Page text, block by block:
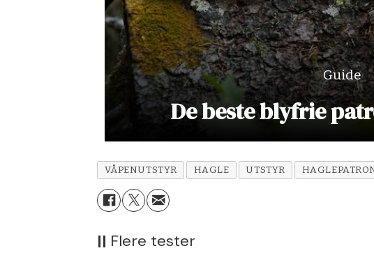
Guide
De beste blyfrie
VÅPENUTSTYR HAGLE UTSTYR
|| Flere tester